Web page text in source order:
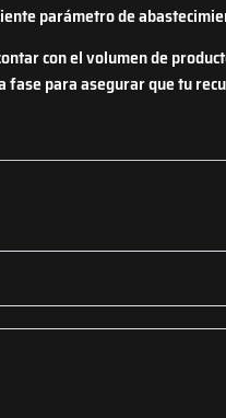
parámetro de
con el volumen de
para asegurar que tu